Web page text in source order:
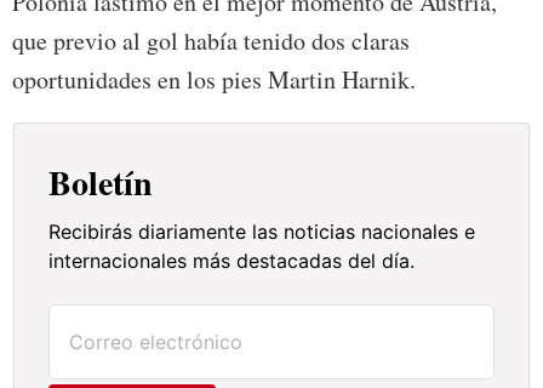
que previo al gol había tenido dos claras
oportunidades en los pies Martin Harnik.
Boletín
Recibirás diariamente las noticias nacionales e
internacionales más destacadas del día.